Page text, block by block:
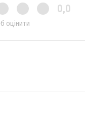
0,0
оцінити